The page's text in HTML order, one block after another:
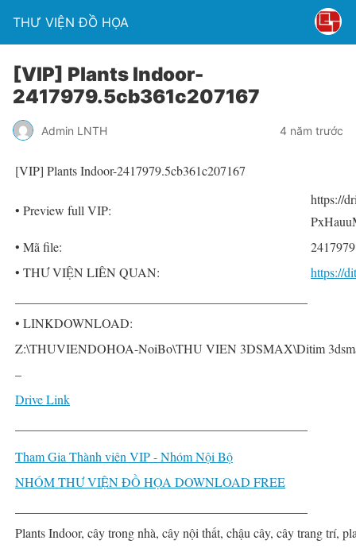
THƯ VIỆN ĐỒ HỌA
[VIP] Plants Indoor-
2417979.5cb361c207167
Admin LNTH 4 năm trước
[VIP] Plants Indoor-2417979.5cb361c207167
• Preview full VIP:
https://
• Mã file:
• THƯ VIỆN LIÊN QUAN:
https://
• LINKDOWNLOAD:
Z:\THUVIENDOHOA-NoiBo\THU VIEN 3DSMAX\Ditim
–
Drive Link
Tham Gia Thành viên VIP - Nhóm Nội Bộ
NHÓM THƯ VIỆN ĐỒ HỌA DOWNLOAD FREE
Plants Indoor, cây trong nhà, cây nội thất, chậu cây, cây trang trí,